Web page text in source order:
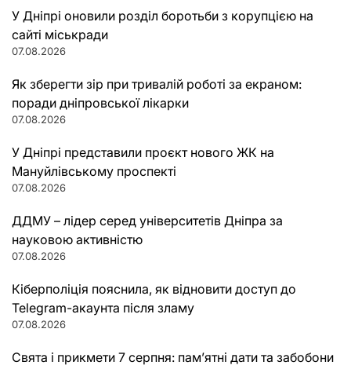
У Дніпрі оновили розділ боротьби з корупцією на
сайті міськради
07.08.2026
Як зберегти зір при тривалій роботі за екраном:
поради дніпровської лікарки
07.08.2026
У Дніпрі представили проєкт нового ЖК на
Мануйлівському проспекті
07.08.2026
ДДМУ – лідер серед університетів Дніпра за
науковою активністю
07.08.2026
Кіберполіція пояснила, як відновити доступ до
Telegram-акаунта після зламу
07.08.2026
Свята і прикмети 7 серпня: пам’ятні дати та забобони